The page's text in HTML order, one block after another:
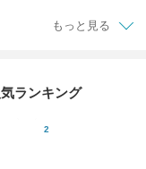
もっと見る
ランキング